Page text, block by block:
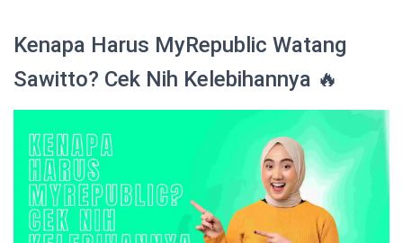
Kenapa Harus MyRepublic Watang
Sawitto? Cek Nih Kelebihannya 🔥